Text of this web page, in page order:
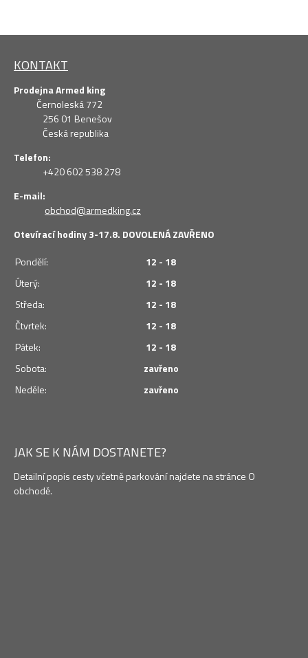
KONTAKT
Prodejna Armed king
Černoleská 772
256 01 Benešov
Česká republika
Telefon:
+420 602 538 278
E-mail:
obchod@armedking.cz
Otevírací hodiny 3-17.8. DOVOLENÁ ZAVŘENO
Pondělí:
12 - 18
Úterý:
12 - 18
Středa:
12 - 18
Čtvrtek:
12 - 18
Pátek:
12 - 18
Sobota:
zavřeno
Neděle:
zavřeno
JAK SE K NÁM DOSTANETE?
Detailní popis cesty včetně parkování najdete na stránce O
obchodě.